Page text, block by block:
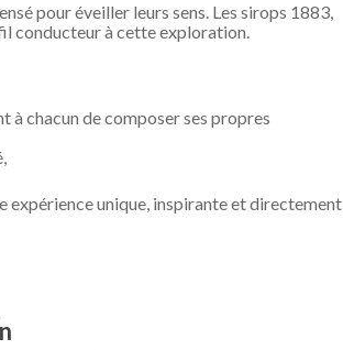
pour éveiller leurs sens. Les sirops 1883,
conducteur à cette exploration.
à chacun de composer ses propres
unique, inspirante et directement